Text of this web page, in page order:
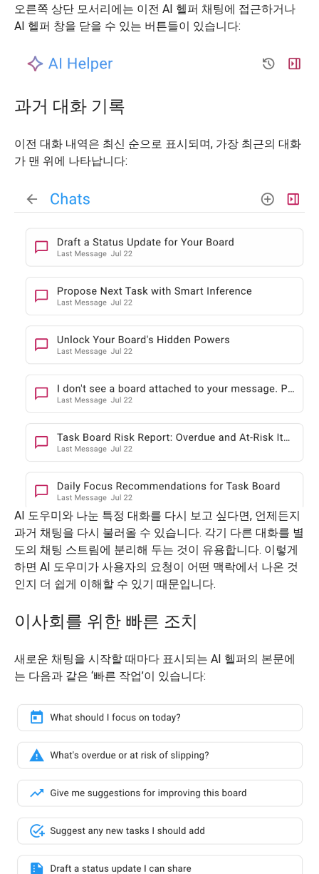
오른쪽 상단 모서리에는 이전 AI 헬퍼 채팅에 접근하거나
AI 헬퍼 창을 닫을 수 있는 버튼들이 있습니다:
과거 대화 기록
이전 대화 내역은 최신 순으로 표시되며, 가장 최근의 대화
가 맨 위에 나타납니다:
AI 도우미와 나눈 특정 대화를 다시 보고 싶다면, 언제든지
과거 채팅을 다시 불러올 수 있습니다. 각기 다른 대화를 별
도의 채팅 스트림에 분리해 두는 것이 유용합니다. 이렇게
하면 AI 도우미가 사용자의 요청이 어떤 맥락에서 나온 것
인지 더 쉽게 이해할 수 있기 때문입니다.
이사회를 위한 빠른 조치
새로운 채팅을 시작할 때마다 표시되는 AI 헬퍼의 본문에
는 다음과 같은 ‘빠른 작업’이 있습니다: